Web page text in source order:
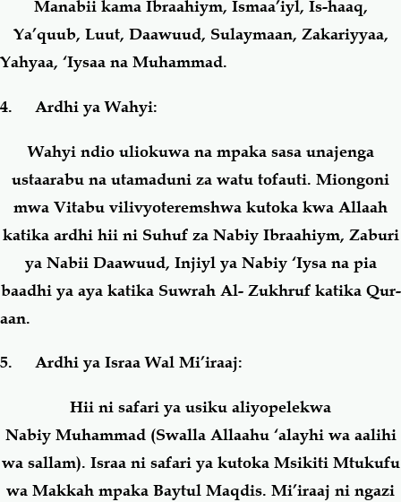
Manabii kama Ibraahiym, Ismaa’iyl, Is-haaq,
Ya’quub, Luut, Daawuud, Sulaymaan, Zakariyyaa,
Yahyaa, ‘Iysaa na Muhammad.
4. Ardhi ya Wahyi:
Wahyi ndio uliokuwa na mpaka sasa unajenga
ustaarabu na utamaduni za watu tofauti. Miongoni
mwa Vitabu vilivyoteremshwa kutoka kwa Allaah
katika ardhi hii ni Suhuf za Nabiy Ibraahiym, Zaburi
ya Nabii Daawuud, Injiyl ya Nabiy ‘Iysa na pia
baadhi ya aya katika Suwrah Al- Zukhruf katika Qur-
aan.
5. Ardhi ya Israa Wal Mi’iraaj:
Hii ni safari ya usiku aliyopelekwa
Nabiy Muhammad (Swalla Allaahu ‘alayhi wa aalihi
wa sallam). Israa ni safari ya kutoka Msikiti Mtukufu
wa Makkah mpaka Baytul Maqdis. Mi’iraaj ni ngazi